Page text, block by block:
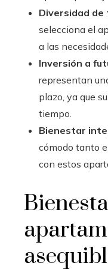
Diversidad
selecciona el
a las
Inversión a
representan
plazo, ya que
tiempo.
Bienestar
cómodo tanto
con estos